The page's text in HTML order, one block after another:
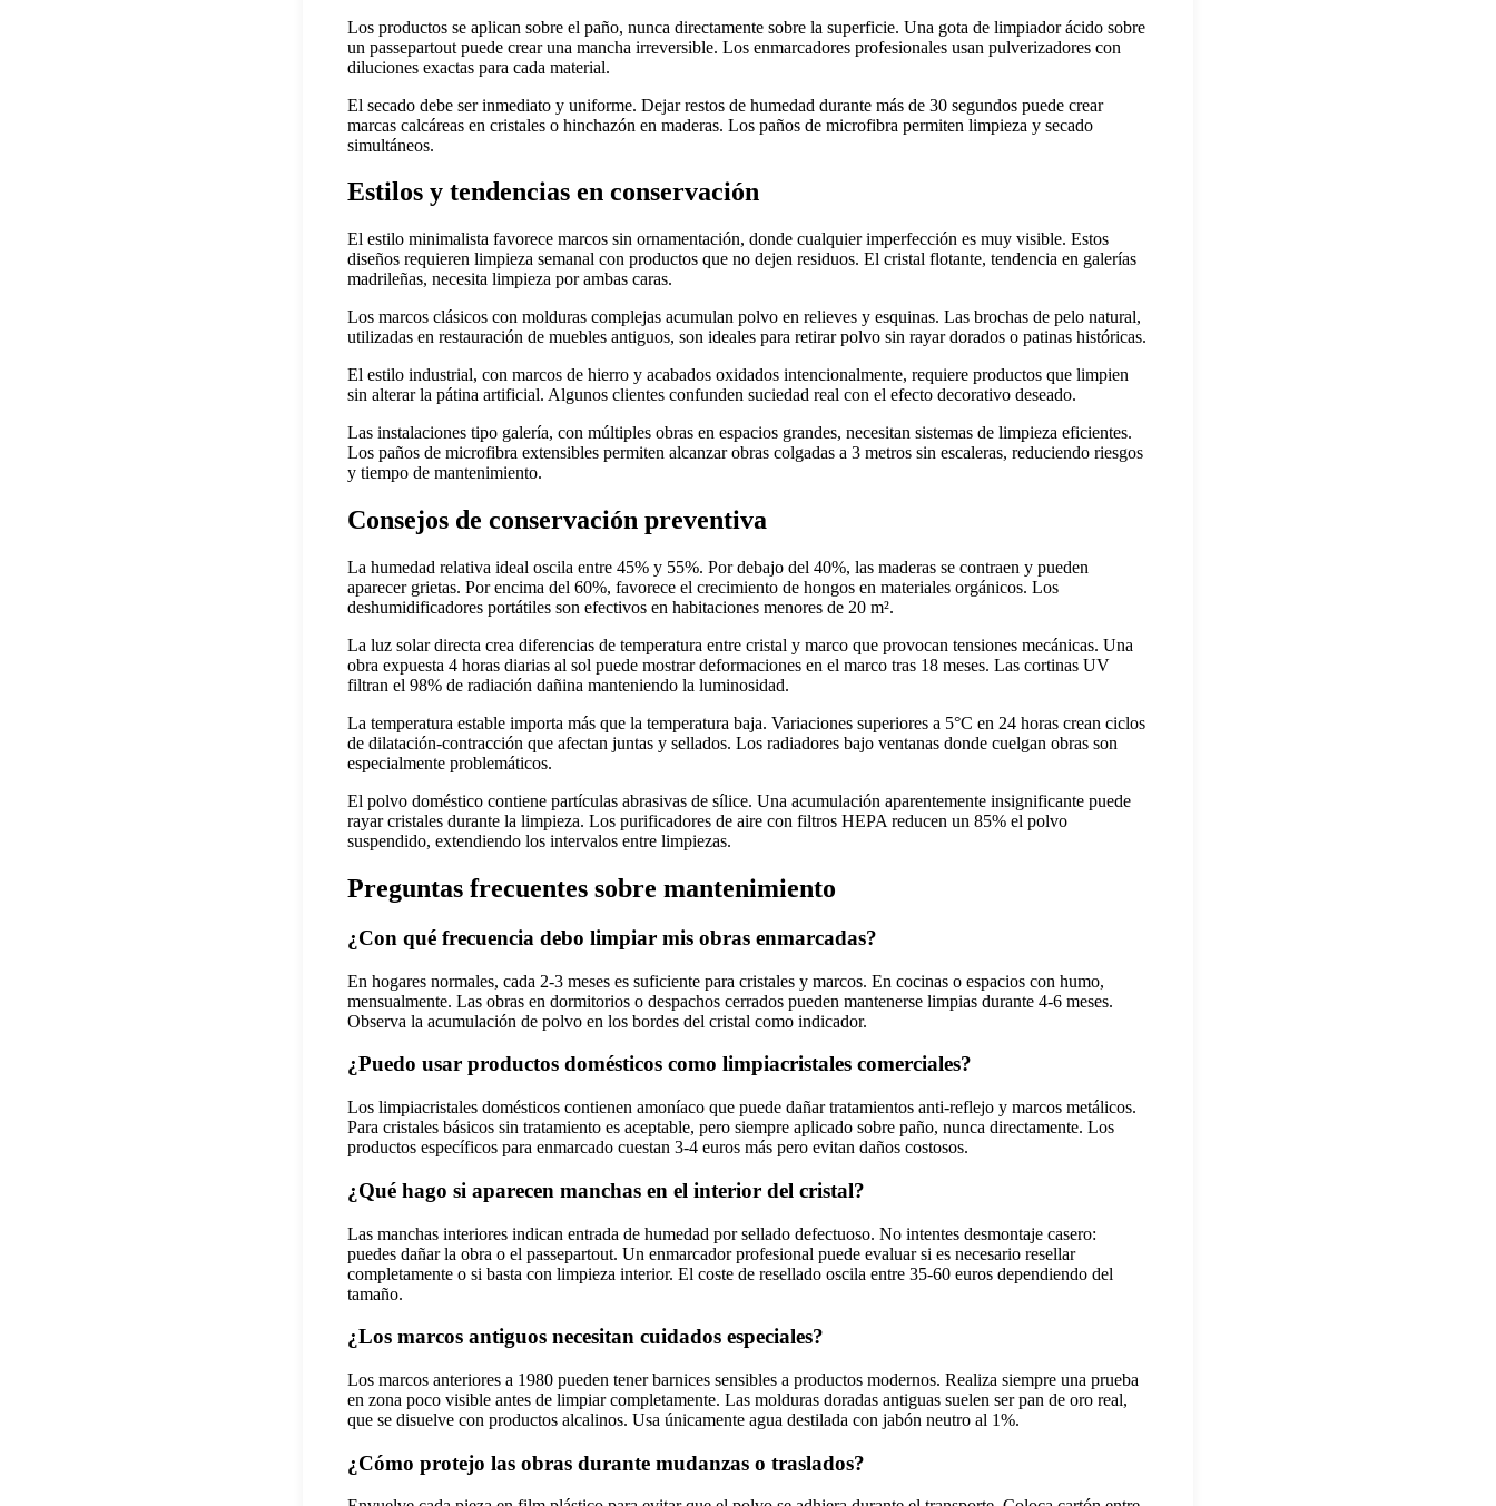
Los productos se aplican sobre el paño, nunca directamente sobre la superficie. Una gota de limpiador ácido sobre
un passepartout puede crear una mancha irreversible. Los enmarcadores profesionales usan pulverizadores con
diluciones exactas para cada material.
El secado debe ser inmediato y uniforme. Dejar restos de humedad durante más de 30 segundos puede crear
marcas calcáreas en cristales o hinchazón en maderas. Los paños de microfibra permiten limpieza y secado
simultáneos.
Estilos y tendencias en conservación
El estilo minimalista favorece marcos sin ornamentación, donde cualquier imperfección es muy visible. Estos
diseños requieren limpieza semanal con productos que no dejen residuos. El cristal flotante, tendencia en galerías
madrileñas, necesita limpieza por ambas caras.
Los marcos clásicos con molduras complejas acumulan polvo en relieves y esquinas. Las brochas de pelo natural,
utilizadas en restauración de muebles antiguos, son ideales para retirar polvo sin rayar dorados o patinas históricas.
El estilo industrial, con marcos de hierro y acabados oxidados intencionalmente, requiere productos que limpien
sin alterar la pátina artificial. Algunos clientes confunden suciedad real con el efecto decorativo deseado.
Las instalaciones tipo galería, con múltiples obras en espacios grandes, necesitan sistemas de limpieza eficientes.
Los paños de microfibra extensibles permiten alcanzar obras colgadas a 3 metros sin escaleras, reduciendo riesgos
y tiempo de mantenimiento.
Consejos de conservación preventiva
La humedad relativa ideal oscila entre 45% y 55%. Por debajo del 40%, las maderas se contraen y pueden
aparecer grietas. Por encima del 60%, favorece el crecimiento de hongos en materiales orgánicos. Los
deshumidificadores portátiles son efectivos en habitaciones menores de 20 m².
La luz solar directa crea diferencias de temperatura entre cristal y marco que provocan tensiones mecánicas. Una
obra expuesta 4 horas diarias al sol puede mostrar deformaciones en el marco tras 18 meses. Las cortinas UV
filtran el 98% de radiación dañina manteniendo la luminosidad.
La temperatura estable importa más que la temperatura baja. Variaciones superiores a 5°C en 24 horas crean ciclos
de dilatación-contracción que afectan juntas y sellados. Los radiadores bajo ventanas donde cuelgan obras son
especialmente problemáticos.
El polvo doméstico contiene partículas abrasivas de sílice. Una acumulación aparentemente insignificante puede
rayar cristales durante la limpieza. Los purificadores de aire con filtros HEPA reducen un 85% el polvo
suspendido, extendiendo los intervalos entre limpiezas.
Preguntas frecuentes sobre mantenimiento
¿Con qué frecuencia debo limpiar mis obras enmarcadas?
En hogares normales, cada 2-3 meses es suficiente para cristales y marcos. En cocinas o espacios con humo,
mensualmente. Las obras en dormitorios o despachos cerrados pueden mantenerse limpias durante 4-6 meses.
Observa la acumulación de polvo en los bordes del cristal como indicador.
¿Puedo usar productos domésticos como limpiacristales comerciales?
Los limpiacristales domésticos contienen amoníaco que puede dañar tratamientos anti-reflejo y marcos metálicos.
Para cristales básicos sin tratamiento es aceptable, pero siempre aplicado sobre paño, nunca directamente. Los
productos específicos para enmarcado cuestan 3-4 euros más pero evitan daños costosos.
¿Qué hago si aparecen manchas en el interior del cristal?
Las manchas interiores indican entrada de humedad por sellado defectuoso. No intentes desmontaje casero:
puedes dañar la obra o el passepartout. Un enmarcador profesional puede evaluar si es necesario resellar
completamente o si basta con limpieza interior. El coste de resellado oscila entre 35-60 euros dependiendo del
tamaño.
¿Los marcos antiguos necesitan cuidados especiales?
Los marcos anteriores a 1980 pueden tener barnices sensibles a productos modernos. Realiza siempre una prueba
en zona poco visible antes de limpiar completamente. Las molduras doradas antiguas suelen ser pan de oro real,
que se disuelve con productos alcalinos. Usa únicamente agua destilada con jabón neutro al 1%.
¿Cómo protejo las obras durante mudanzas o traslados?